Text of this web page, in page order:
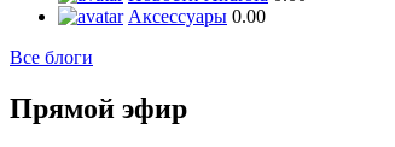
Аксессуары 0.00
Все блоги
Прямой эфир